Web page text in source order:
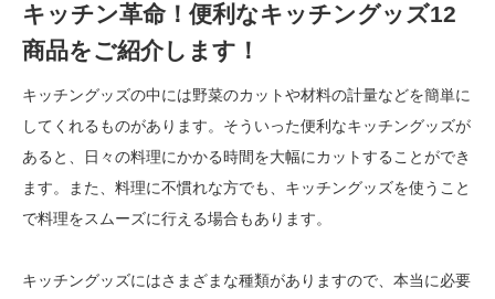
キッチン革命！便利なキッチングッズ12
商品をご紹介します！
キッチングッズの中には野菜のカットや材料の計量などを簡単に
してくれるものがあります。そういった便利なキッチングッズが
あると、日々の料理にかかる時間を大幅にカットすることができ
ます。また、料理に不慣れな方でも、キッチングッズを使うこと
で料理をスムーズに行える場合もあります。
キッチングッズにはさまざまな種類がありますので、本当に必要